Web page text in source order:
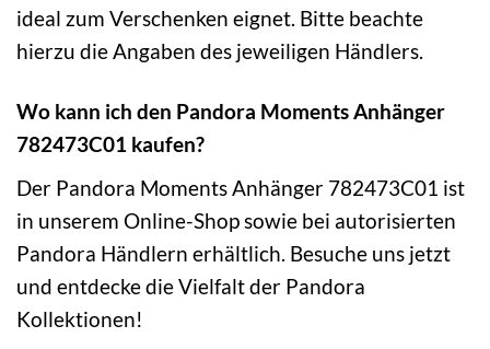
ideal zum Verschenken eignet. Bitte beachte
hierzu die Angaben des jeweiligen Händlers.
Wo kann ich den Pandora Moments Anhänger
782473C01 kaufen?
Der Pandora Moments Anhänger 782473C01 ist
in unserem Online-Shop sowie bei autorisierten
Pandora Händlern erhältlich. Besuche uns jetzt
und entdecke die Vielfalt der Pandora
Kollektionen!